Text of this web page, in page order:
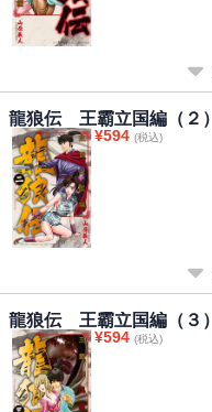
龍狼伝 王霸立国編（２）
¥594 (税込)
龍狼伝 王霸立国編（３）
¥594 (税込)